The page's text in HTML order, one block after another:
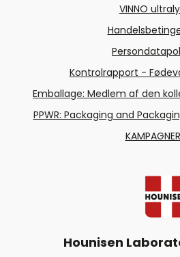
VINNO
Kontrolrapport -
Emballage: Medlem af den
PPWR: Packaging and
KAMPAGNER
Hounisen